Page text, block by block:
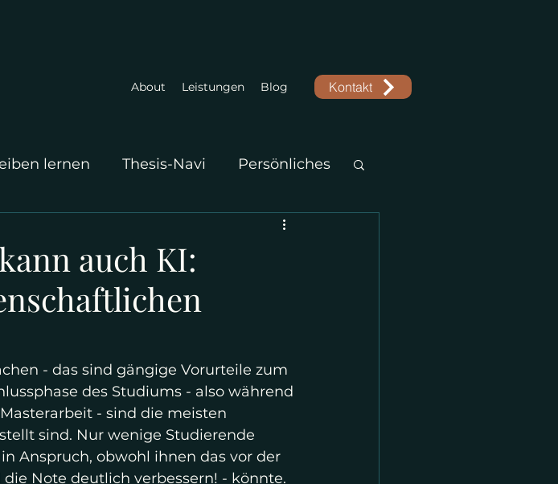
About Leistungen Blog Kontakt
lernen Thesis-Navi Persönliches
auch KI:
- das sind gängige Vorurteile zum
des Studiums - also während
- sind die meisten
sind. Nur wenige Studierende
Anspruch, obwohl ihnen das vor der
Note deutlich verbessern! - könnte.